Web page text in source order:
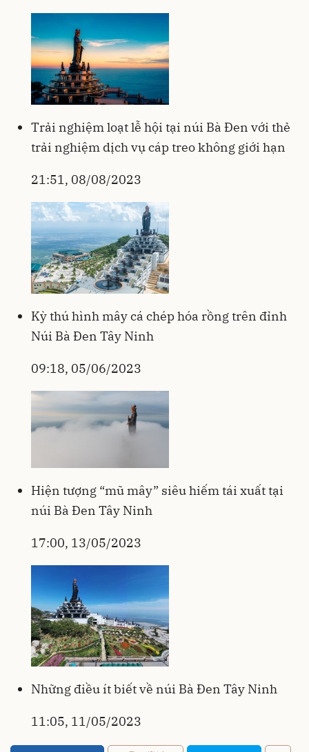
Trải nghiệm loạt lễ hội tại núi Bà Đen với thẻ
trải nghiệm dịch vụ cáp treo không giới hạn
21:51, 08/08/2023
Kỳ thú hình mây cá chép hóa rồng trên đỉnh
Núi Bà Đen Tây Ninh
09:18, 05/06/2023
Hiện tượng “mũ mây” siêu hiếm tái xuất tại
núi Bà Đen Tây Ninh
17:00, 13/05/2023
Những điều ít biết về núi Bà Đen Tây Ninh
11:05, 11/05/2023